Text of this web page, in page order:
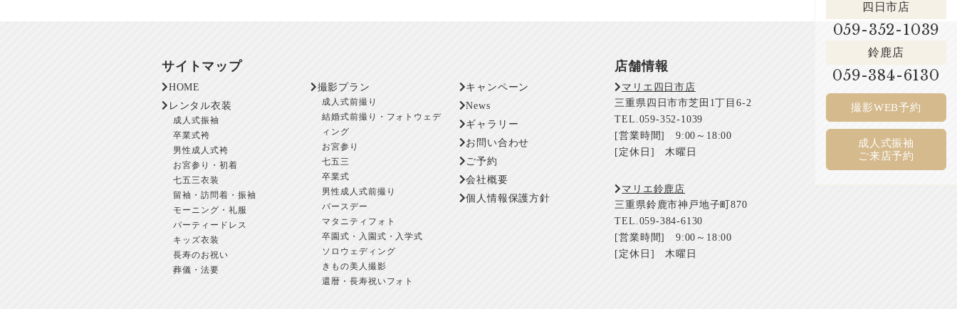
四日市店
059-352-1039
鈴鹿店
059-384-6130
撮影WEB予約
成人式振袖
ご来店予約
サイトマップ
HOME
レンタル衣装
成人式振袖
卒業式袴
男性成人式袴
お宮参り・初着
七五三衣装
留袖・訪問着・振袖
モーニング・礼服
パーティードレス
キッズ衣装
長寿のお祝い
葬儀・法要
撮影プラン
成人式前撮り
結婚式前撮り・フォトウェデ
ィング
お宮参り
七五三
卒業式
男性成人式前撮り
バースデー
マタニティフォト
卒園式・入園式・入学式
ソロウェディング
きもの美人撮影
還暦・長寿祝いフォト
キャンペーン
News
ギャラリー
お問い合わせ
ご予約
会社概要
個人情報保護方針
店舗情報
マリエ四日市店
三重県四日市市芝田1丁目6-2
TEL.059-352-1039
[営業時間] 9:00～18:00
[定休日] 木曜日
マリエ鈴鹿店
三重県鈴鹿市神戸地子町870
TEL.059-384-6130
[営業時間] 9:00～18:00
[定休日] 木曜日